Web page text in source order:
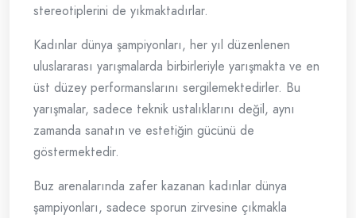
stereotiplerini de yıkmaktadırlar.
Kadınlar dünya şampiyonları, her yıl düzenlenen
uluslararası yarışmalarda birbirleriyle yarışmakta ve en
üst düzey performanslarını sergilemektedirler. Bu
yarışmalar, sadece teknik ustalıklarını değil, aynı
zamanda sanatın ve estetiğin gücünü de
göstermektedir.
Buz arenalarında zafer kazanan kadınlar dünya
şampiyonları, sadece sporun zirvesine çıkmakla